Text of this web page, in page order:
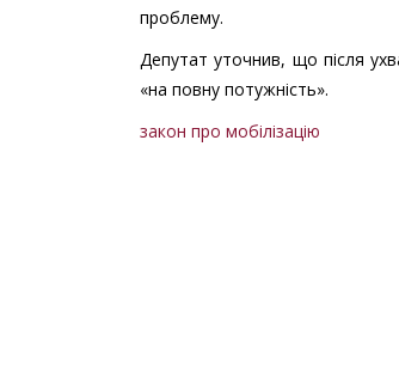
проблему.
Депутат уточнив, що після
«на повну потужність».
закон про мобілізацію